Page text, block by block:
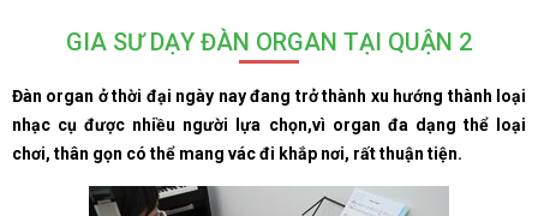
GIA SƯ DẠY ĐÀN ORGAN TẠI QUẬN 2
Đàn organ ở thời đại ngày nay đang trở thành xu hướng thành loại
nhạc cụ được nhiều người lựa chọn,vì organ đa dạng thể loại
chơi, thân gọn có thể mang vác đi khắp nơi, rất thuận tiện.